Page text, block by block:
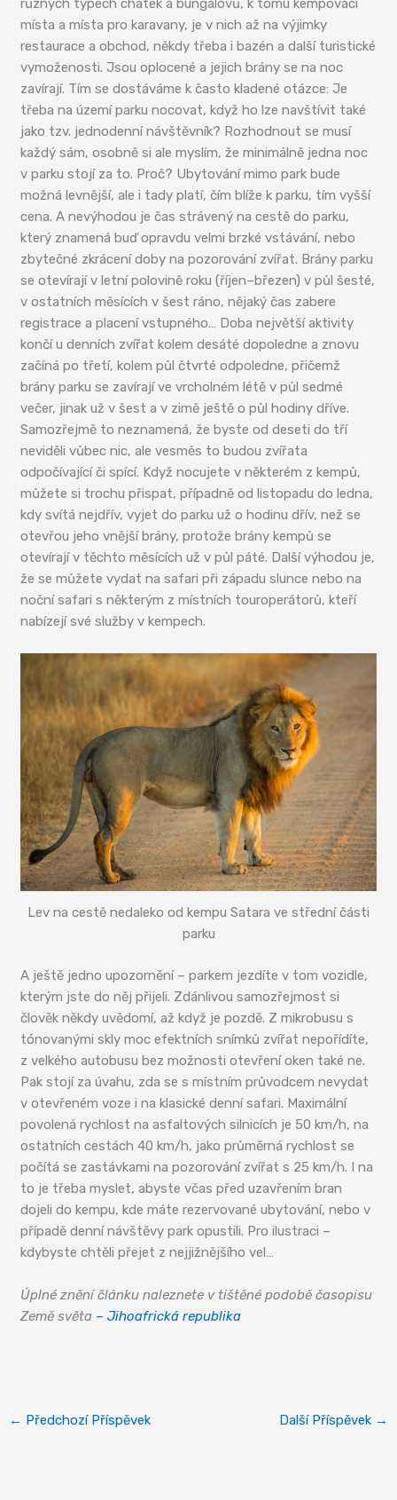
různých typech chatek a bungalovů, k tomu kempovací
místa a místa pro karavany, je v nich až na výjimky
restaurace a obchod, někdy třeba i bazén a další turistické
vymoženosti. Jsou oplocené a jejich brány se na noc
zavírají. Tím se dostáváme k často kladené otázce: Je
třeba na území parku nocovat, když ho lze navštívit také
jako tzv. jednodenní návštěvník? Rozhodnout se musí
každý sám, osobně si ale myslím, že minimálně jedna noc
v parku stojí za to. Proč? Ubytování mimo park bude
možná levnější, ale i tady platí, čím blíže k parku, tím vyšší
cena. A nevýhodou je čas strávený na cestě do parku,
který znamená buď opravdu velmi brzké vstávání, nebo
zbytečné zkrácení doby na pozorování zvířat. Brány parku
se otevírají v letní polovině roku (říjen–březen) v půl šesté,
v ostatních měsících v šest ráno, nějaký čas zabere
registrace a placení vstupného… Doba největší aktivity
končí u denních zvířat kolem desáté dopoledne a znovu
začíná po třetí, kolem půl čtvrté odpoledne, přičemž
brány parku se zavírají ve vrcholném létě v půl sedmé
večer, jinak už v šest a v zimě ještě o půl hodiny dříve.
Samozřejmě to neznamená, že byste od deseti do tří
neviděli vůbec nic, ale vesměs to budou zvířata
odpočívající či spící. Když nocujete v některém z kempů,
můžete si trochu přispat, případně od listopadu do ledna,
kdy svítá nejdřív, vyjet do parku už o hodinu dřív, než se
otevřou jeho vnější brány, protože brány kempů se
otevírají v těchto měsících už v půl páté. Další výhodou je,
že se můžete vydat na safari při západu slunce nebo na
noční safari s některým z místních touroperátorů, kteří
nabízejí své služby v kempech.
Lev na cestě nedaleko od kempu Satara ve střední části
parku
A ještě jedno upozornění – parkem jezdíte v tom vozidle,
kterým jste do něj přijeli. Zdánlivou samozřejmost si
člověk někdy uvědomí, až když je pozdě. Z mikrobusu s
tónovanými skly moc efektních snímků zvířat nepořídíte,
z velkého autobusu bez možnosti otevření oken také ne.
Pak stojí za úvahu, zda se s místním průvodcem nevydat
v otevřeném voze i na klasické denní safari. Maximální
povolená rychlost na asfaltových silnicích je 50 km/h, na
ostatních cestách 40 km/h, jako průměrná rychlost se
počítá se zastávkami na pozorování zvířat s 25 km/h. I na
to je třeba myslet, abyste včas před uzavřením bran
dojeli do kempu, kde máte rezervované ubytování, nebo v
případě denní návštěvy park opustili. Pro ilustraci –
kdybyste chtěli přejet z nejjižnějšího vel…
Úplné znění článku naleznete v tištěné podobě časopisu
Země světa – Jihoafrická republika
← Předchozí Příspěvek Další Příspěvek →